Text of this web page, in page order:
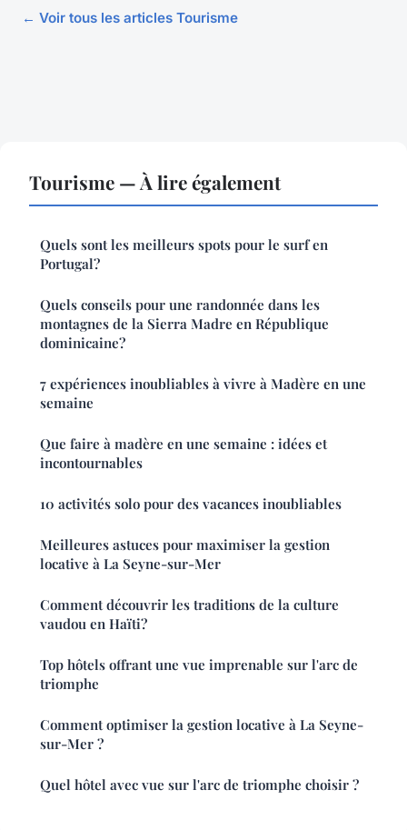
← Voir tous les articles Tourisme
Tourisme — À lire également
Quels sont les meilleurs spots pour le surf en
Portugal?
Quels conseils pour une randonnée dans les
montagnes de la Sierra Madre en République
dominicaine?
7 expériences inoubliables à vivre à Madère en une
semaine
Que faire à madère en une semaine : idées et
incontournables
10 activités solo pour des vacances inoubliables
Meilleures astuces pour maximiser la gestion
locative à La Seyne-sur-Mer
Comment découvrir les traditions de la culture
vaudou en Haïti?
Top hôtels offrant une vue imprenable sur l'arc de
triomphe
Comment optimiser la gestion locative à La Seyne-
sur-Mer ?
Quel hôtel avec vue sur l'arc de triomphe choisir ?